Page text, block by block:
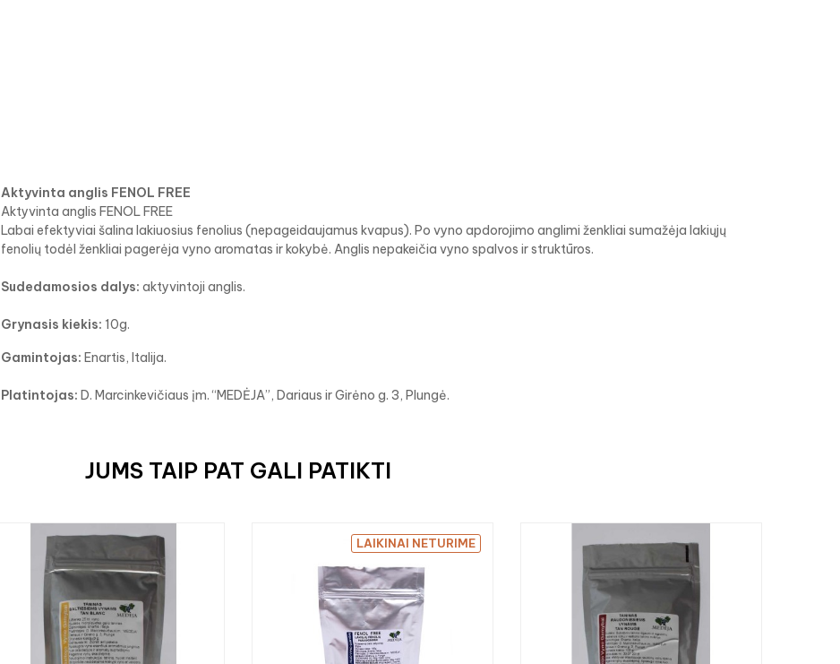
Aktyvinta anglis FENOL FREE
Aktyvinta anglis FENOL FREE
Labai efektyviai šalina lakiuosius fenolius (nepageidaujamus kvapus). Po vyno apdorojimo anglimi ženkliai sumažėja lakiųjų
fenolių todėl ženkliai pagerėja vyno aromatas ir kokybė. Anglis nepakeičia vyno spalvos ir struktūros.
Sudedamosios dalys: aktyvintoji anglis.
Grynasis kiekis: 10g.
Gamintojas: Enartis, Italija.
Platintojas: D. Marcinkevičiaus įm. “MEDĖJA”, Dariaus ir Girėno g. 3, Plungė.
JUMS TAIP PAT GALI PATIKTI
LAIKINAI NETURIME